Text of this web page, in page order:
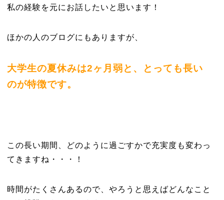
私の経験を元にお話したいと思います！
ほかの人のブログにもありますが、
大学生の夏休みは2ヶ月弱と、とっても長い
のが特徴です。
この長い期間、どのように過ごすかで充実度も変わっ
てきますね・・・！
時間がたくさんあるので、やろうと思えばどんなこと